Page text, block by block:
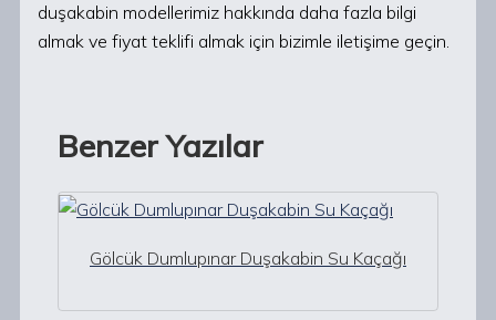
duşakabin modellerimiz hakkında daha fazla bilgi
almak ve fiyat teklifi almak için bizimle iletişime geçin.
Benzer Yazılar
Gölcük Dumlupınar Duşakabin Su Kaçağı